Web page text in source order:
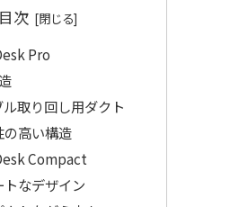
目次
Pro
ル取り回し用ダクト
の高い構造
Compact
トなデザイン